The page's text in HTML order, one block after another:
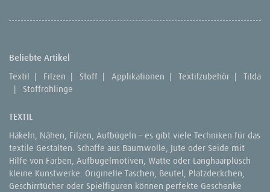
Beliebte Artikel
Textil | Filzen | Stoff | Applikationen | Textilzubehör |
Tilda
|
Stoffrohlinge
TEXTIL
Häkeln, Nähen, Filzen, Aufbügeln – es gibt viele Techniken für das
textile Gestalten. Schaffe aus Baumwolle, Jute oder Seide mit
Hilfe von Farben, Aufbügelmotiven, Watte oder Langhaarplüsch
kleine Kunstwerke. Originelle Taschen, Beutel, Platzdeckchen,
Geschirrtücher oder Spielfiguren können perfekte Geschenke